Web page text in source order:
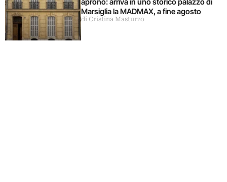
Marsiglia la MADMAX, a fine agosto
di Cristina Masturzo